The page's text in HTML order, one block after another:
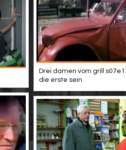
Drei damen vom grill
die erste sein